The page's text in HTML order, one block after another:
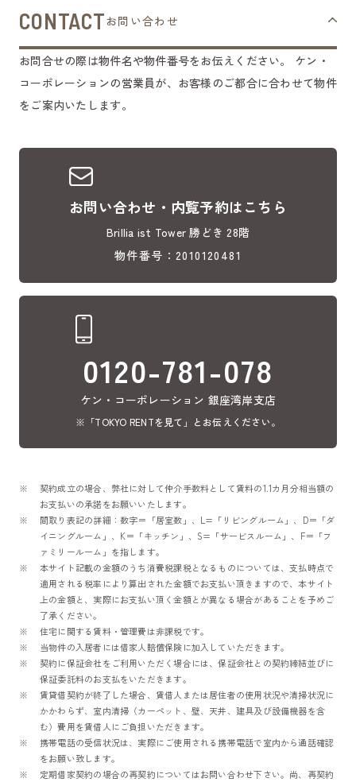
CONTACT お問い合わせ
お問合せの際は物件名や物件番号をお伝えください。
ケン・
コーポレーションの営業員が、お客様のご都合に合わせて物件
をご案内いたします。
お問い合わせ・内覧予約はこちら
Brillia ist Tower 勝どき 28階
物件番号：2010120481
0120-781-078
ケン・コーポレーション 銀座湾岸支店
※「TOKYO RENTを見て」とお伝えください。
契約成立の場合、弊社に対して仲介手数料として賃料の1.1カ月分相当額の
お支払いの承諾をお願いいたします。
間取り表記の詳細：数字＝「居室数」、L=「リビングルーム」、D＝「ダ
イニングルーム」、K＝「キッチン」、S=「サービスルーム」、F＝「フ
ァミリールーム」を指します。
本サイト記載の金額のうち消費税課税となるものについては、支払時点で
適用される税率により算出された金額でお支払い頂きますので、本サイト
上の金額と、実際にお支払い頂く金額とが異なる場合があることを予めご
了承ください。
住宅に関する賃料・管理費は非課税です。
当物件の入居者には借家人賠償保険に加入していただきます。
契約に保証会社をご利用いただく場合には、保証会社との契約締結並びに
保証委託料のお支払をいただきます。
賃貸借契約が終了した場合、賃借人または居住者の使用状況や清掃状況に
かかわらず、室内清掃（カーペット、壁、天井、建具及び設備機器を含
む）費用を賃借人にご負担いただきます。
携帯電話の受信状況は、実際にご使用される携帯電話で室内から通話確認
をお願い致します。
定期借家契約の場合の再契約についてはお問い合わせ下さい。尚、再契約